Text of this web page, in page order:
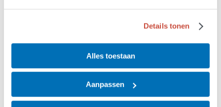
Details tonen
Alles toestaan
Aanpassen
minder bestand zijn tegen stress en sneller
Stukje DNA herhaald
Eén van de andere aangetaste processen die de
onderzoekers ontdekten, vindt plaats in het